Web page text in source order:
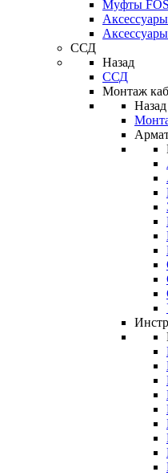
Муфты
ССД
Назад
ССД
Монтаж
Назад